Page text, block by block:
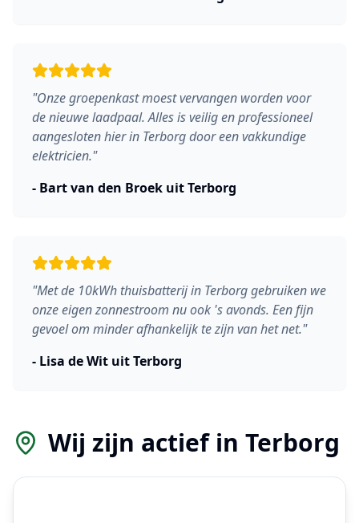
"Onze groepenkast moest vervangen worden voor
de nieuwe laadpaal. Alles is veilig en professioneel
aangesloten hier in Terborg door een vakkundige
elektricien."
- Bart van den Broek uitTerborg
"Met de 10kWh thuisbatterij in Terborg gebruiken we
onze eigen zonnestroom nu ook 's avonds. Een fijn
gevoel om minder afhankelijk te zijn van het net."
- Lisa de Wit uitTerborg
Wij zijn actief in Terborg